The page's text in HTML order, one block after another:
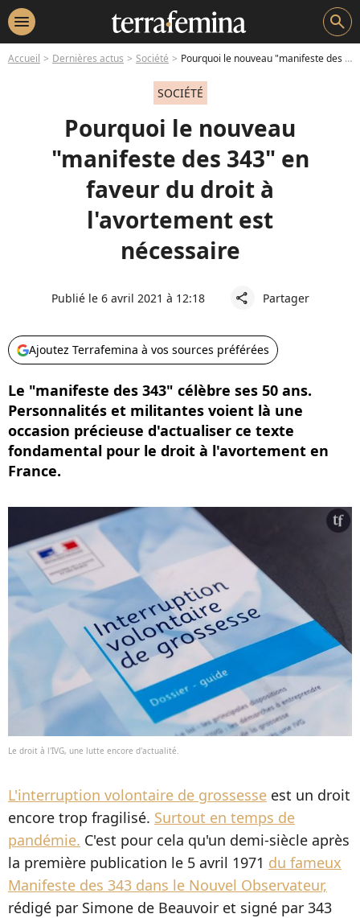
menu search
Accueil Dernières actus Société Pourquoi le nouveau "manifeste des 343" en faveur du droit à l'avortement est nécessaire
SOCIÉTÉ
Pourquoi le nouveau
"manifeste des 343" en
faveur du droit à
l'avortement est
nécessaire
Publié le 6 avril 2021 à 12:18 share Partager
Ajoutez Terrafemina à vos sources préférées
Le "manifeste des 343" célèbre ses 50 ans.
Personnalités et militantes voient là une
occasion précieuse d'actualiser ce texte
fondamental pour le droit à l'avortement en
France.
Le droit à l'IVG, une lutte encore d'actualité.
L'interruption volontaire de grossesse est un droit
encore trop fragilisé. Surtout en temps de
pandémie. C'est pour cela qu'un demi-siècle après
la première publication le 5 avril 1971 du fameux
Manifeste des 343 dans le Nouvel Observateur,
rédigé par Simone de Beauvoir et signé par 343